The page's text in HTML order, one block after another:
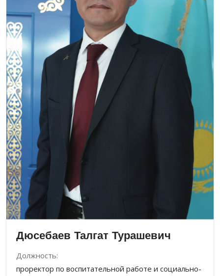
Дюсебаев Талгат Турашевич
Должность:
проректор по воспитательной работе и социально-